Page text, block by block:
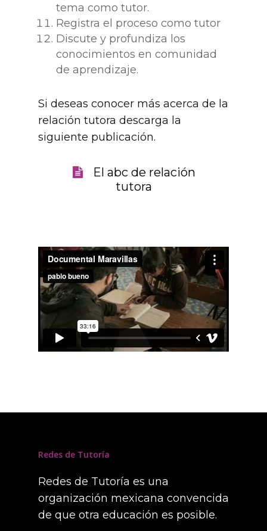
tema como tutor.
Registra el proceso como tutor
Discute y profundiza los
conocimientos en comunidad
de aprendizaje.
Si deseas conocer más acerca de la
relación tutora descarga la
siguiente publicación.
El abc de relación
tutora
Redes de Tutoría
Redes de Tutoría es una
organización mexicana convencida
de que otra educación es posible.